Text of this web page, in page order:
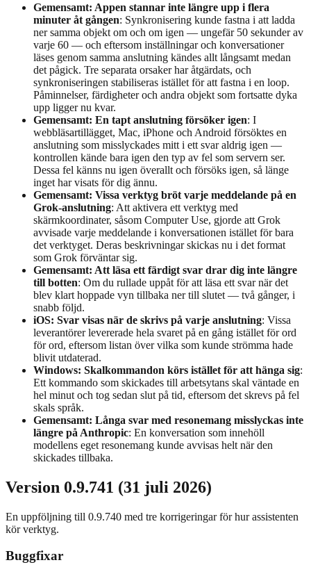
Gemensamt: Appen stannar inte längre upp i flera
minuter åt gången: Synkronisering kunde fastna i att ladda
ner samma objekt om och om igen — ungefär 50 sekunder av
varje 60 — och eftersom inställningar och konversationer
läses genom samma anslutning kändes allt långsamt medan
det pågick. Tre separata orsaker har åtgärdats, och
synkroniseringen stabiliseras istället för att fastna i en loop.
Påminnelser, färdigheter och andra objekt som fortsatte dyka
upp ligger nu kvar.
Gemensamt: En tapt anslutning försöker igen: I
webbläsartillägget, Mac, iPhone och Android försöktes en
anslutning som misslyckades mitt i ett svar aldrig igen —
kontrollen kände bara igen den typ av fel som servern ser.
Dessa fel känns nu igen överallt och försöks igen, så länge
inget har visats för dig ännu.
Gemensamt: Vissa verktyg bröt varje meddelande på en
Grok-anslutning: Att aktivera ett verktyg med
skärmkoordinater, såsom Computer Use, gjorde att Grok
avvisade varje meddelande i konversationen istället för bara
det verktyget. Deras beskrivningar skickas nu i det format
som Grok förväntar sig.
Gemensamt: Att läsa ett färdigt svar drar dig inte längre
till botten: Om du rullade uppåt för att läsa ett svar när det
blev klart hoppade vyn tillbaka ner till slutet — två gånger, i
snabb följd.
iOS: Svar visas när de skrivs på varje anslutning: Vissa
leverantörer levererade hela svaret på en gång istället för ord
för ord, eftersom listan över vilka som kunde strömma hade
blivit utdaterad.
Windows: Skalkommandon körs istället för att hänga sig:
Ett kommando som skickades till arbetsytans skal väntade en
hel minut och tog sedan slut på tid, eftersom det skrevs på fel
skals språk.
Gemensamt: Långa svar med resonemang misslyckas inte
längre på Anthropic: En konversation som innehöll
modellens eget resonemang kunde avvisas helt när den
skickades tillbaka.
Version 0.9.741 (31 juli 2026)
En uppföljning till 0.9.740 med tre korrigeringar för hur assistenten
kör verktyg.
Buggfixar